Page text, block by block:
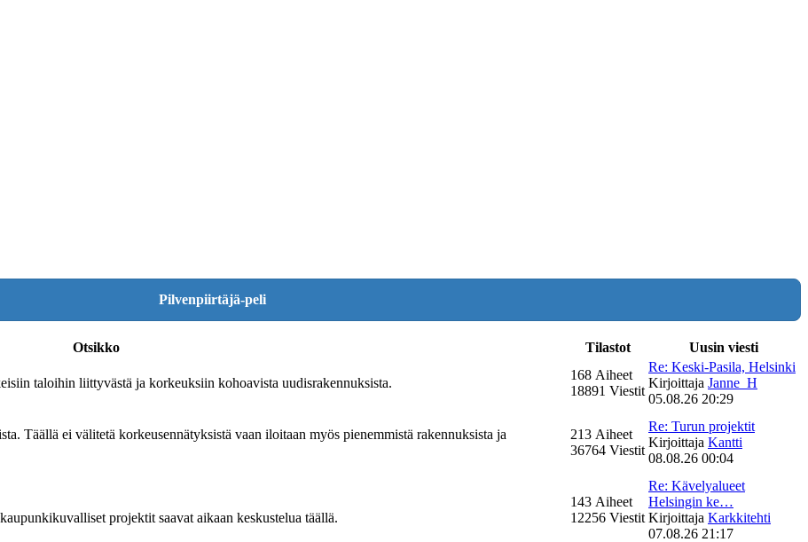
Pilvenpiirtäjä-peli
Otsikko
Tilastot
Uusin viesti
taloihin liittyvästä ja korkeuksiin kohoavista uudisrakennuksista.
168 Aiheet
18891 Viestit
Re: Keski-Pasila, Helsinki
Kirjoittaja Janne_H
05.08.26 20:29
Täällä ei välitetä korkeusennätyksistä vaan iloitaan myös pienemmistä rakennuksista ja
213 Aiheet
36764 Viestit
Re: Turun projektit
Kirjoittaja Kantti
08.08.26 00:04
projektit saavat aikaan keskustelua täällä.
143 Aiheet
12256 Viestit
Re: Kävelyalueet
Helsingin ke…
Kirjoittaja Karkkitehti
07.08.26 21:17